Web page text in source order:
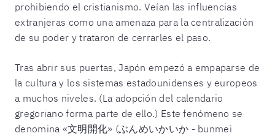
prohibiendo el cristianismo. Veían las influencias
extranjeras como una amenaza para la centralización
de su poder y trataron de cerrarles el paso.
Tras abrir sus puertas, Japón empezó a empaparse de
la cultura y los sistemas estadounidenses y europeos
a muchos niveles. (La adopción del calendario
gregoriano forma parte de ello.) Este fenómeno se
denomina «文明開化» (ぶんめいかいか - bunmei